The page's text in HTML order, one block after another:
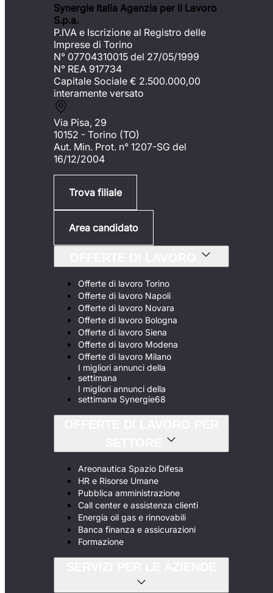
Synergie Italia Agenzia per il Lavoro
S.p.a.
P.IVA e Iscrizione al Registro delle
Imprese di Torino
N° 07704310015 del 27/05/1999
N° REA 917734
Capitale Sociale € 2.500.000,00
interamente versato
Via Pisa, 29
10152 - Torino (TO)
Aut. Min. Prot. n° 1207-SG del
16/12/2004
Trova filiale
Area candidato
Offerte di lavoro Torino
Offerte di lavoro Napoli
Offerte di lavoro Novara
Offerte di lavoro Bologna
Offerte di lavoro Siena
Offerte di lavoro Modena
Offerte di lavoro Milano
I migliori annunci della
settimana
I migliori annunci della
settimana Synergie68
Areonautica Spazio Difesa
HR e Risorse Umane
Pubblica amministrazione
Call center e assistenza clienti
Energia oil gas e rinnovabili
Banca finanza e assicurazioni
Formazione